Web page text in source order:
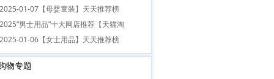
2025-01-07【母婴童装】天天推荐榜
2025“男士用品”十大网店推荐【天猫淘
2025-01-06【女士用品】天天推荐榜
物专题